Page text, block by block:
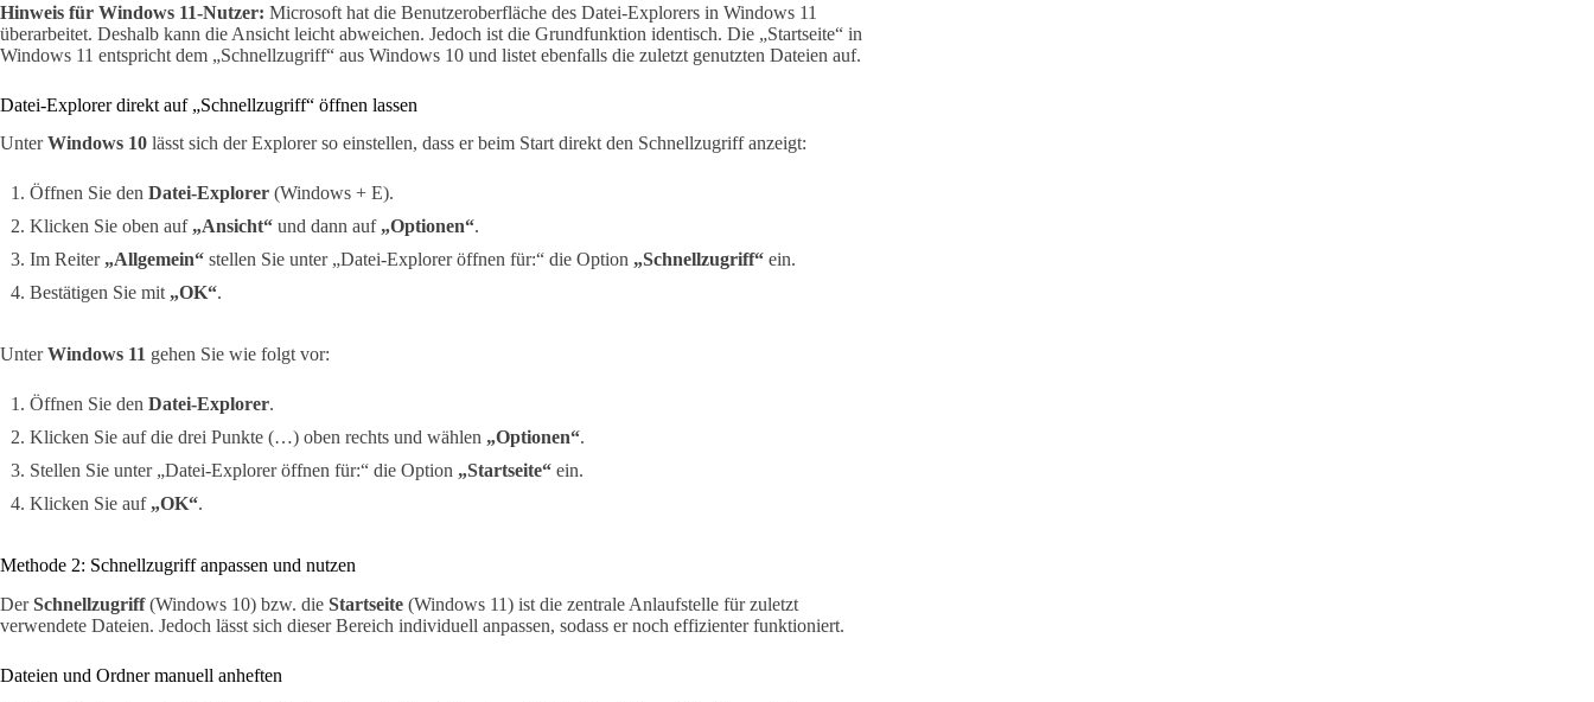
Hinweis für Windows 11-Nutzer: Microsoft hat die Benutzeroberfläche des Datei-Explorers in Windows 11
überarbeitet. Deshalb kann die Ansicht leicht abweichen. Jedoch ist die Grundfunktion identisch. Die „Startseite“ in
Windows 11 entspricht dem „Schnellzugriff“ aus Windows 10 und listet ebenfalls die zuletzt genutzten Dateien auf.
Datei-Explorer direkt auf „Schnellzugriff“ öffnen lassen
UnterWindows 10 lässt sich der Explorer so einstellen, dass er beim Start direkt den Schnellzugriff anzeigt:
Öffnen Sie den Datei-Explorer (Windows + E).
Klicken Sie oben auf „Ansicht“ und dann auf „Optionen“.
Im Reiter „Allgemein“ stellen Sie unter „Datei-Explorer öffnen für:“ die Option „Schnellzugriff“ ein.
Bestätigen Sie mit „OK“.
UnterWindows 11 gehen Sie wie folgt vor:
Öffnen Sie den Datei-Explorer.
Klicken Sie auf die drei Punkte (…) oben rechts und wählen „Optionen“.
Stellen Sie unter „Datei-Explorer öffnen für:“ die Option „Startseite“ ein.
Klicken Sie auf „OK“.
Methode 2: Schnellzugriff anpassen und nutzen
DerSchnellzugriff(Windows 10) bzw. die Startseite (Windows 11) ist die zentrale Anlaufstelle für zuletzt
verwendete Dateien. Jedoch lässt sich dieser Bereich individuell anpassen, sodass er noch effizienter funktioniert.
Dateien und Ordner manuell anheften